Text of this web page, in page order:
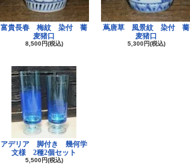
富貴長春 梅紋 染付 蕎
麦猪口
8,500円(税込)
蔦唐草 風景紋 染付 蕎
麦猪口
5,300円(税込)
アデリア 脚付き 幾何学
文様 2種2個セット
5,500円(税込)